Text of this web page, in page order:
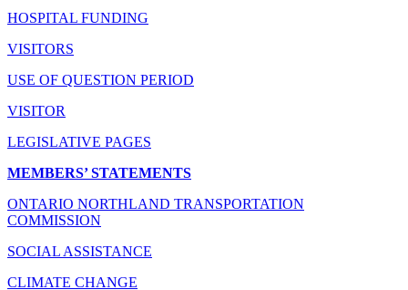
HOSPITAL FUNDING
VISITORS
USE OF QUESTION PERIOD
VISITOR
LEGISLATIVE PAGES
MEMBERS’ STATEMENTS
ONTARIO NORTHLAND TRANSPORTATION
COMMISSION
SOCIAL ASSISTANCE
CLIMATE CHANGE